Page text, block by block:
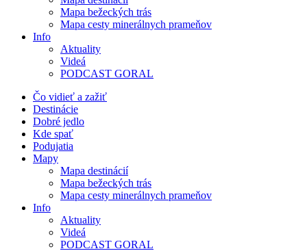
Mapa bežeckých trás
Mapa cesty minerálnych prameňov
Info
Aktuality
Videá
PODCAST GORAL
Čo vidieť a zažiť
Destinácie
Dobré jedlo
Kde spať
Podujatia
Mapy
Mapa destinácií
Mapa bežeckých trás
Mapa cesty minerálnych prameňov
Info
Aktuality
Videá
PODCAST GORAL